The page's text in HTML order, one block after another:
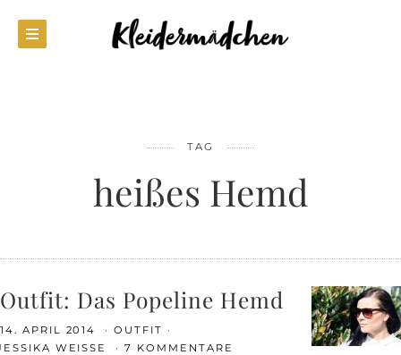
TAG
heißes Hemd
Outfit: Das Popeline Hemd
14. APRIL 2014
OUTFIT
WEISSE
7 KOMMENTARE